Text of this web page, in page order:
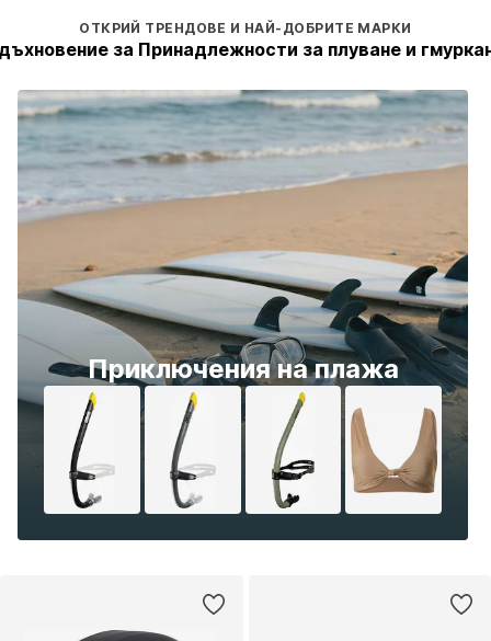
ОТКРИЙ ТРЕНДОВЕ И НАЙ-ДОБРИТЕ МАРКИ
за Принадлежности за плуване и
Приключения на плажа